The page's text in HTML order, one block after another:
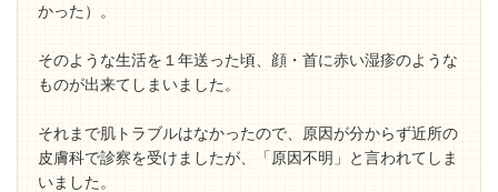
かった）。
そのような生活を１年送った頃、顔・首に赤い湿疹のような
ものが出来てしまいました。
それまで肌トラブルはなかったので、原因が分からず近所の
皮膚科で診察を受けましたが、「原因不明」と言われてしま
いました。